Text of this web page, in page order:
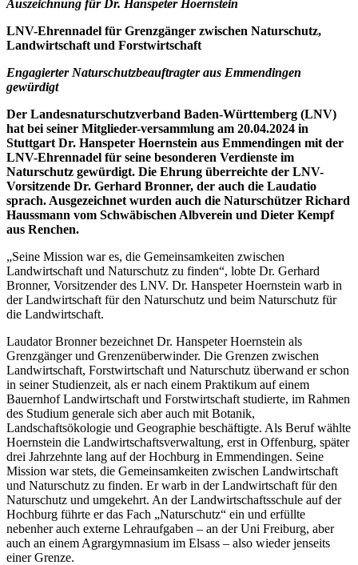
Auszeichnung für Dr. Hanspeter Hoernstein
LNV-Ehrennadel für Grenzgänger zwischen Naturschutz,
Landwirtschaft und Forstwirtschaft
Engagierter Naturschutzbeauftragter aus Emmendingen
gewürdigt
Der Landesnaturschutzverband Baden-Württemberg (LNV)
hat bei seiner Mitglieder-versammlung am 20.04.2024 in
Stuttgart Dr. Hanspeter Hoernstein aus Emmendingen mit der
LNV-Ehrennadel für seine besonderen Verdienste im
Naturschutz gewürdigt. Die Ehrung überreichte der LNV-
Vorsitzende Dr. Gerhard Bronner, der auch die Laudatio
sprach. Ausgezeichnet wurden auch die Naturschützer Richard
Haussmann vom Schwäbischen Albverein und Dieter Kempf
aus Renchen.
„Seine Mission war es, die Gemeinsamkeiten zwischen
Landwirtschaft und Naturschutz zu finden“, lobte Dr. Gerhard
Bronner, Vorsitzender des LNV. Dr. Hanspeter Hoernstein warb in
der Landwirtschaft für den Naturschutz und beim Naturschutz für
die Landwirtschaft.
Laudator Bronner bezeichnet Dr. Hanspeter Hoernstein als
Grenzgänger und Grenzenüberwinder. Die Grenzen zwischen
Landwirtschaft, Forstwirtschaft und Naturschutz überwand er schon
in seiner Studienzeit, als er nach einem Praktikum auf einem
Bauernhof Landwirtschaft und Forstwirtschaft studierte, im Rahmen
des Studium generale sich aber auch mit Botanik,
Landschaftsökologie und Geographie beschäftigte. Als Beruf wählte
Hoernstein die Landwirtschaftsverwaltung, erst in Offenburg, später
drei Jahrzehnte lang auf der Hochburg in Emmendingen. Seine
Mission war stets, die Gemeinsamkeiten zwischen Landwirtschaft
und Naturschutz zu finden. Er warb in der Landwirtschaft für den
Naturschutz und umgekehrt. An der Landwirtschaftsschule auf der
Hochburg führte er das Fach „Naturschutz“ ein und erfüllte
nebenher auch externe Lehraufgaben – an der Uni Freiburg, aber
auch an einem Agrargymnasium im Elsass – also wieder jenseits
einer Grenze.